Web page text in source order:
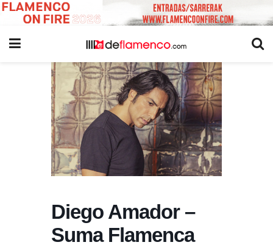
Diego Amador –
Suma Flamenca